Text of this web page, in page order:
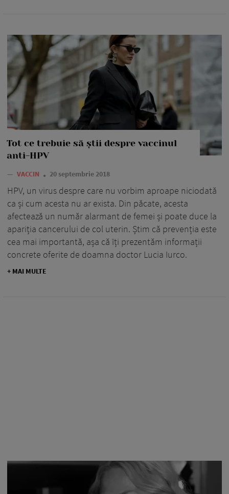
Tot ce trebuie să știi despre vaccinul
anti-HPV
— VACCIN 20 septembrie 2018
HPV, un virus despre care nu vorbim aproape niciodată
ca și cum acesta nu ar exista. Din păcate, acesta
afectează un număr alarmant de femei și poate duce la
apariția cancerului de col uterin. Știm că prevenția este
cea mai importantă, așa că îți prezentăm informații
concrete oferite de doamna doctor Lucia Iurco.
+ MAI MULTE